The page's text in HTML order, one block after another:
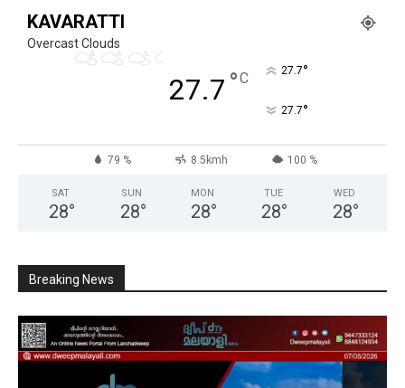
KAVARATTI
Overcast Clouds
27.7 °C 27.7°
27.7°
79 % 8.5kmh 100 %
SAT
28°
SUN
28°
MON
28°
TUE
28°
WED
28°
Breaking News